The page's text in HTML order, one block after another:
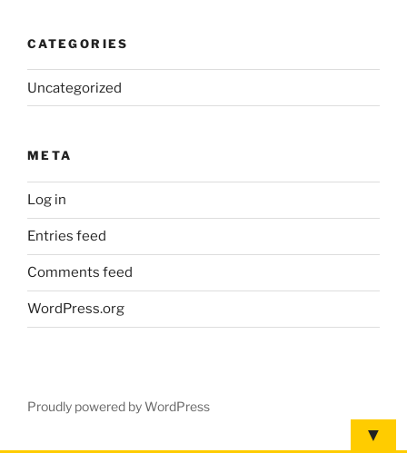
CATEGORIES
Uncategorized
META
Log in
Entries feed
Comments feed
WordPress.org
Proudly powered by WordPress
▼